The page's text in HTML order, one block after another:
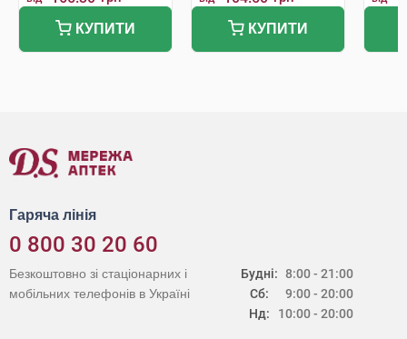
КУПИТИ КУПИТИ
Гаряча лінія
0 800 30 20 60
Будні:
Сб:
Нд:
8:00 - 21:00
9:00 - 20:00
10:00 - 20:00
Безкоштовно зі стаціонарних і
мобільних телефонів в Україні